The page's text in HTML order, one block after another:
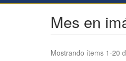
Mes en
Mostrando ítems 1-20